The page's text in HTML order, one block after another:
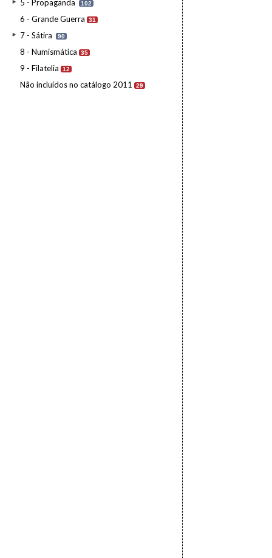
5 - Propaganda 102
6 - Grande Guerra 31
7 - Sátira 90
8 - Numismática 35
9 - Filatelia 12
Não incluídos no catálogo 2011 29